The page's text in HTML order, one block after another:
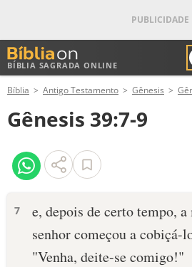
BÍBLIA SAGRADA ONLINE
ANTIGO TESTAMENTO
NOVO TESTAMENTO
VERSÍCULOS
PALAVRA DO DIA
Bíblia Antigo Testamento Gênesis
Gênesis 39:7-9
7
e, depois de certo tempo,
senhor começou a cobiçá-
"Venha, deite-se comigo!"